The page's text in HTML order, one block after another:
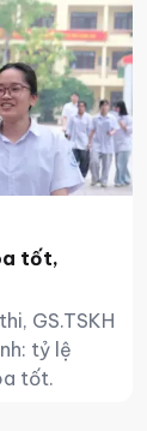
tốt,
GS.TSKH
tỷ lệ
tốt.